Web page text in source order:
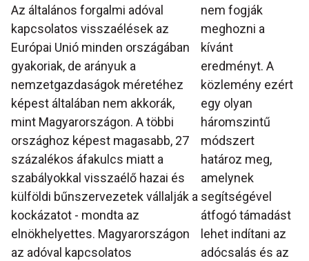
Az általános forgalmi adóval
kapcsolatos visszaélések az
Európai Unió minden országában
gyakoriak, de arányuk a
nemzetgazdaságok méretéhez
képest általában nem akkorák,
mint Magyarországon. A többi
országhoz képest magasabb, 27
százalékos áfakulcs miatt a
szabályokkal visszaélő hazai és
külföldi bűnszervezetek vállalják a
kockázatot - mondta az
elnökhelyettes. Magyarországon
az adóval kapcsolatos
nem fogják
meghozni a
kívánt
eredményt. A
közlemény ezért
egy olyan
háromszintű
módszert
határoz meg,
amelynek
segítségével
átfogó támadást
lehet indítani az
adócsalás és az